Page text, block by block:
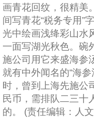
画青花回纹，很精美
间写青花“税务专用”
光中绘画浅绛彩山水
一面写湖光秋色。碗
施公司用它来盛海参
就有中外闻名的“海
时，曾到上海先施公
民币，需排队二三十
的。 (责任编辑：人